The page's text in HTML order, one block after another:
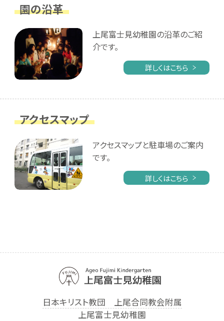
園の沿革
上尾富士見幼稚園の沿革のご紹
介です。
詳しくはこちら
アクセスマップ
アクセスマップと駐車場のご案内
です。
詳しくはこちら
日本キリスト教団 上尾合同教会附属
上尾富士見幼稚園